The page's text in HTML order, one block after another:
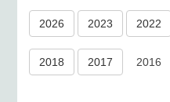
2026 2023 2022
2018 2017 2016